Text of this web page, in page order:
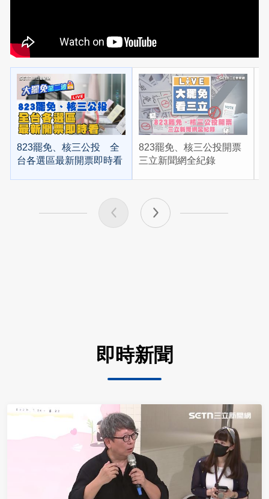
823罷免、核三公投 全
台各選區最新開票即時看
823罷免、核三公投開票
三立新聞網全紀錄
即時新聞